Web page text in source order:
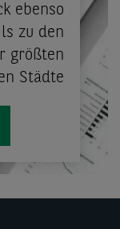
ebenso
zu den
größten
Städte